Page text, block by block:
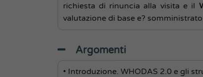
richiesta di rinuncia alla visita e il
valutazione di base e?
Argomenti
• Introduzione. WHODAS 2.0 e gli